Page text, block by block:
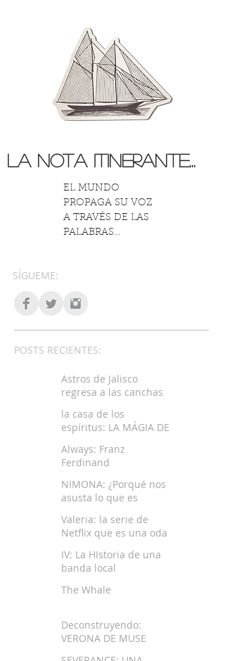
La Nota Itinerante...
EL MUNDO
PROPAGA SU VOZ
A TRAVÉS DE LAS
PALABRAS...
SÍGUEME:
POSTS RECIENTES:
Astros de Jalisco
regresa a las canchas
la casa de los
espíritus: LA MÁGIA DE
LATINOAMERICANA
Always: Franz
Ferdinand
NIMONA: ¿Porqué nos
asusta lo que es
Valeria: la serie de
Netflix que es una oda
IV: La HIstoria de una
banda local
The Whale
Deconstruyendo:
VERONA DE MUSE